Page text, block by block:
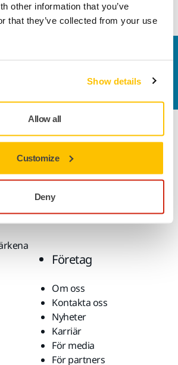
other information that you’ve
that they’ve collected from your use
Show details
Allow all
Customize
Deny
Kunskap
Branscher
Applikationer
Företag
Om oss
Kontakta oss
Nyheter
Karriär
För media
För partners